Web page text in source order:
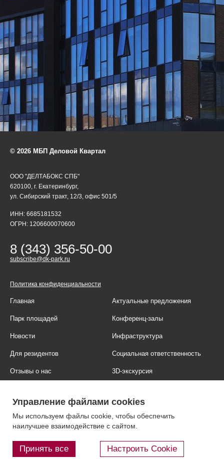
© 2026 МБП Деловой Квартал
ООО "ДЕЛТАБОКС СПБ"
620100, г. Екатеринбург,
ул. Сибирский тракт, 12/3, офис 501/5
ИНН: 6685181532
ОГРН: 1206600070600
8 (343) 356-50-00
subscribe@dk-park.ru
Политика конфиденциальности
Главная Актуальные предложения
Парк площадей Конференц-залы
Новости Инфраструктура
Для резидентов Социальная ответственность
Отзывы о нас 3D-экскурсия
Контакты Блог
Управление файлами cookies
Мы используем файлы cookie, чтобы обеспечить
наилучшее взаимодействие с сайтом.
Принять все Настроить Cookie